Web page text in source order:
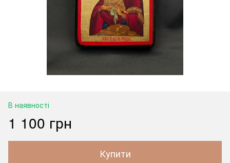
В наявності
1 100 грн
Купити